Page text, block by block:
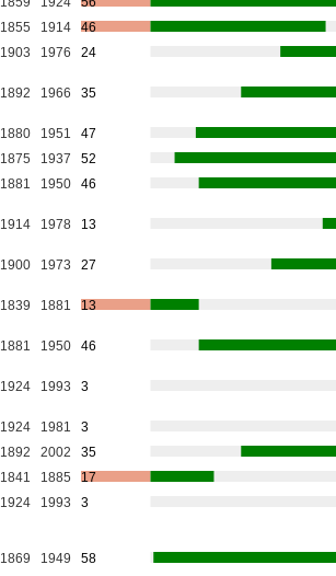
1855 1914
46
1903 1976 24
1892 1966 35
1880 1951
47
1875 1937
52
1881 1950 46
1914 1978 13
1900 1973 27
1839 1881 13
1881 1950 46
1924 1993 3
1924 1981
3
1892 2002
35
1841 1885
17
1924 1993 3
1869 1949
58